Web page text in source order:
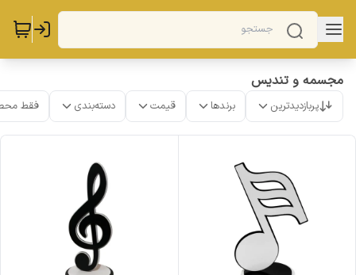
مجسمه و تندیس
پربازدیدترین برندها قیمت دسته‌بندی فقط